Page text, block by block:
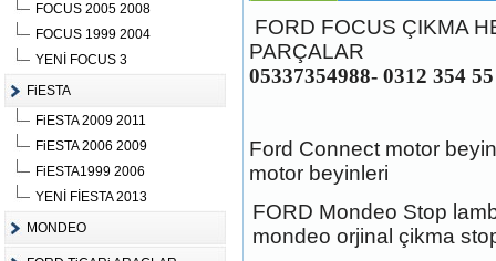
FOCUS 2005 2008
FOCUS 1999 2004
YENİ FOCUS 3
FiESTA
FiESTA 2009 2011
FiESTA 2006 2009
FiESTA1999 2006
YENİ FİESTA 2013
MONDEO
Ürün Kodu :
FORD FOCUS ÇIKMA
PARÇALAR
05337354988- 0312 354
Ford Connect motor
motor beyinleri
FORD Mondeo Stop
mondeo orjinal çikma